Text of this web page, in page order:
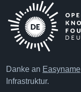
Danke an Easyname
Infrastruktur.